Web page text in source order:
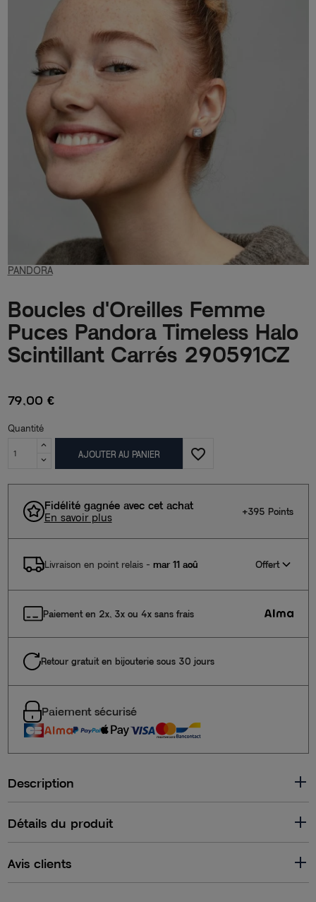
PANDORA
Boucles d'Oreilles Femme
Puces Pandora Timeless Halo
Scintillant Carrés 290591CZ
79,00 €
Quantité
AJOUTER AU PANIER favorite_border
Fidélité gagnée avec cet achat
En savoir plus
+395 Points
Livraison en point relais- mar 11 aoû Offert
Paiement en 2x, 3x ou 4x sans frais
Retour gratuit en bijouterie sous 30 jours
Paiement sécurisé
Description
Détails du produit
Avis clients